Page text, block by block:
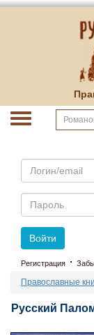
Email
Пароль
Войти
Регистрация ·
Православные
Русский